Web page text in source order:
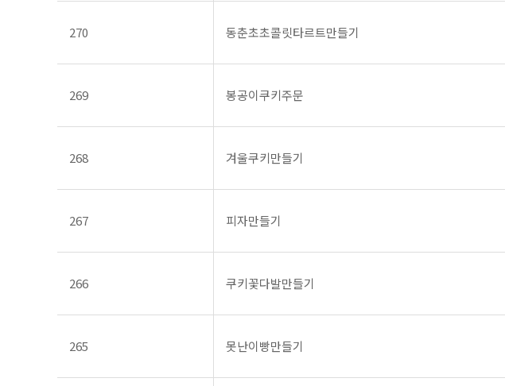
270 동춘초초콜릿타르트만들기
269 봉공이쿠키주문
268 겨울쿠키만들기
267 피자만들기
266 쿠키꽃다발만들기
265 못난이빵만들기